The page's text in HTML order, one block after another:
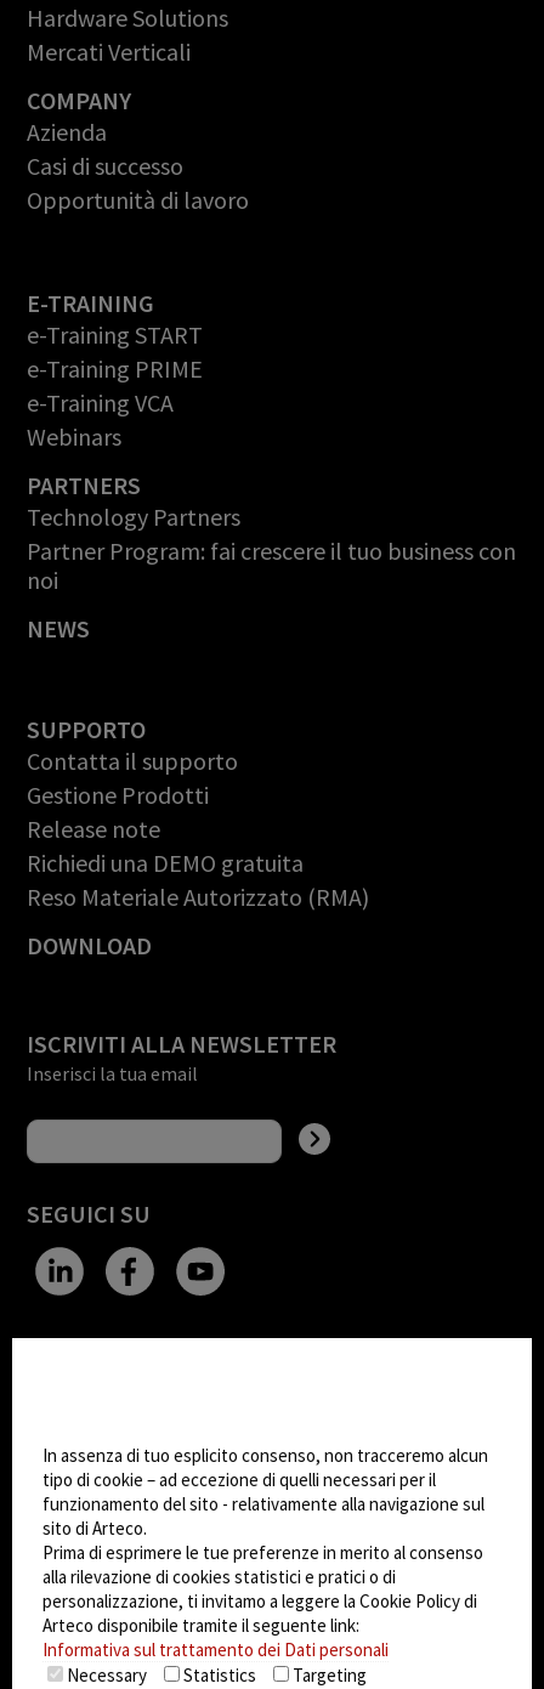
Hardware Solutions
Mercati Verticali
COMPANY
Azienda
Casi di successo
Opportunità di lavoro
E-TRAINING
e-Training START
e-Training PRIME
e-Training VCA
Webinars
PARTNERS
Technology Partners
Partner Program: fai crescere il tuo business con
noi
NEWS
SUPPORTO
Contatta il supporto
Gestione Prodotti
Release note
Richiedi una DEMO gratuita
Reso Materiale Autorizzato (RMA)
DOWNLOAD
ISCRIVITI ALLA NEWSLETTER
Inserisci la tua email
SEGUICI SU
Dark Mode
© 2026Arteco srl - Società soggetta a direzione
e coordinamento di KRENOVA SRL (Società a
socio unico)
Partita IVA: 02814270399 - Sede Legale: Via Pana
180, 48018 Faenza (RA) Italy - REA: RA - 261533 -
Capitale sociale sottoscritto: €100.000,00
privacy-cookie policy- EULA/DPA
In assenza di tuo esplicito consenso, non tracceremo alcun
tipo di cookie – ad eccezione di quelli necessari per il
funzionamento del sito - relativamente alla navigazione sul
sito di Arteco.
Prima di esprimere le tue preferenze in merito al consenso
alla rilevazione di cookies statistici e pratici o di
personalizzazione, ti invitamo a leggere la Cookie Policy di
Arteco disponibile tramite il seguente link:
Informativa sul trattamento dei Dati personali
Necessary
Statistics Targeting